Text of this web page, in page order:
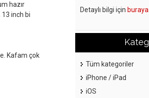
hazır
13 inch bi
Kafam çok
Detaylı bilgi için buraya
Tüm kategoriler
iPhone / iPad
iOS